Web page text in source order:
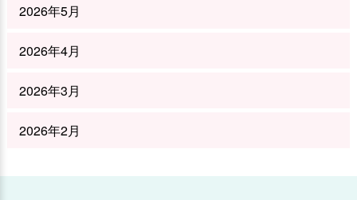
2026年5月
2026年4月
2026年3月
2026年2月